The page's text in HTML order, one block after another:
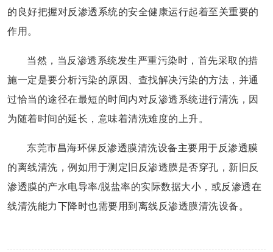
的良好把握对反渗透系统的安全健康运行起着至关重要的
作用。
当然，当反渗透系统发生严重污染时，首先采取的措
施一定是要分析污染的原因、查找解决污染的方法，并通
过恰当的途径在最短的时间内对反渗透系统进行清洗，因
为随着时间的延长，意味着清洗难度的上升。
东莞市昌海环保反渗透膜清洗设备主要用于反渗透膜
的离线清洗，例如用于测定旧反渗透膜是否穿孔，新旧反
渗透膜的产水电导率/脱盐率的实际数据大小，或反渗透在
线清洗能力下降时也需要用到离线反渗透膜清洗设备。